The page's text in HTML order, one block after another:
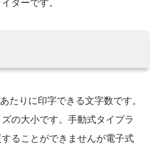
ターです。
たりに印字できる文字数です。
の大小です。手動式タイプラ
ることができませんが電子式